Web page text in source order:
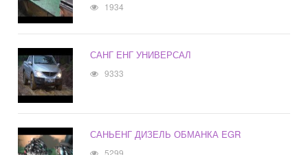
1934
САНГ ЕНГ УНИВЕРСАЛ
9333
САНЬЕНГ ДИЗЕЛЬ ОБМАНКА EGR